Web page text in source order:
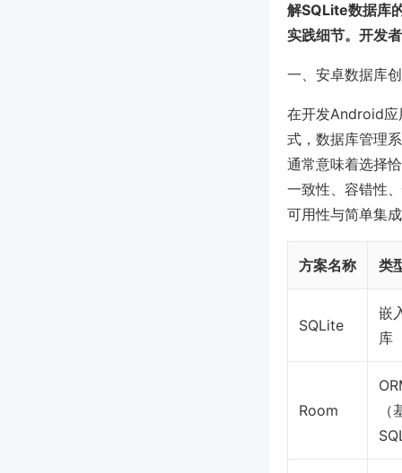
解SQLite数据库
实践细节。开发
一、安卓数据库
在开发Android应
式，数据库管理
通常意味着选择
一致性、容错性
可用性与简单集
方案名称 类
SQLite
嵌
库
Room
（